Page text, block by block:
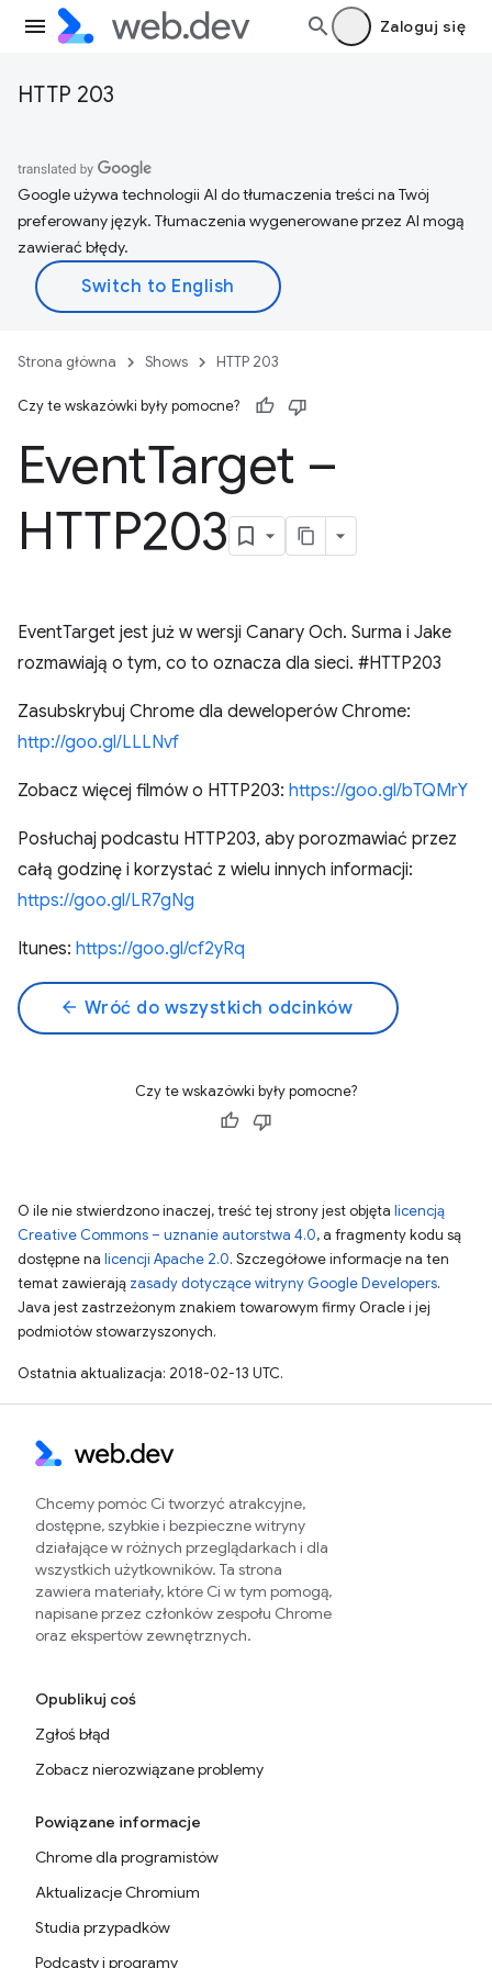
Zaloguj się
HTTP 203
Google używa technologii AI do tłumaczenia treści na Twój
preferowany język. Tłumaczenia wygenerowane przez AI mogą
zawierać błędy.
Strona główna Shows HTTP 203
Czy te wskazówki były pomocne?
EventTarget –
HTTP203
EventTarget jest już w wersji Canary Och. Surma i Jake
rozmawiają o tym, co to oznacza dla sieci. #HTTP203
Zasubskrybuj Chrome dla deweloperów Chrome:
http://goo.gl/LLLNvf
Zobacz więcej filmów o HTTP203: https://goo.gl/bTQMrY
Posłuchaj podcastu HTTP203, aby porozmawiać przez
całą godzinę i korzystać z wielu innych informacji:
https://goo.gl/LR7gNg
Itunes: https://goo.gl/cf2yRq
arrow_back Wróć do wszystkich odcinków
Czy te wskazówki były pomocne?
O ile nie stwierdzono inaczej, treść tej strony jest objęta licencją
Creative Commons – uznanie autorstwa 4.0, a fragmenty kodu są
dostępne na licencji Apache 2.0. Szczegółowe informacje na ten
temat zawierają zasady dotyczące witryny Google Developers.
Java jest zastrzeżonym znakiem towarowym firmy Oracle i jej
podmiotów stowarzyszonych.
Ostatnia aktualizacja: 2018-02-13 UTC.
Chcemy pomóc Ci tworzyć atrakcyjne,
dostępne, szybkie i bezpieczne witryny
działające w różnych przeglądarkach i dla
wszystkich użytkowników. Ta strona
zawiera materiały, które Ci w tym pomogą,
napisane przez członków zespołu Chrome
oraz ekspertów zewnętrznych.
Opublikuj coś
Zgłoś błąd
Zobacz nierozwiązane problemy
Powiązane informacje
Chrome dla programistów
Aktualizacje Chromium
Studia przypadków
Podcasty i programy